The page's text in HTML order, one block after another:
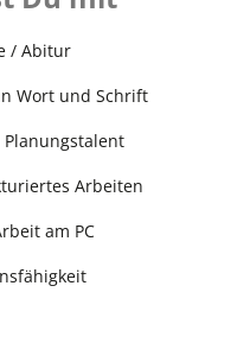
/ Abitur
Wort und Schrift
Arbeiten
am PC